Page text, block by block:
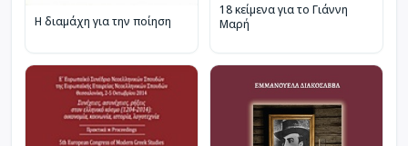
Η διαμάχη για την ποίηση
18 κείμενα για το Γιάννη
Μαρή